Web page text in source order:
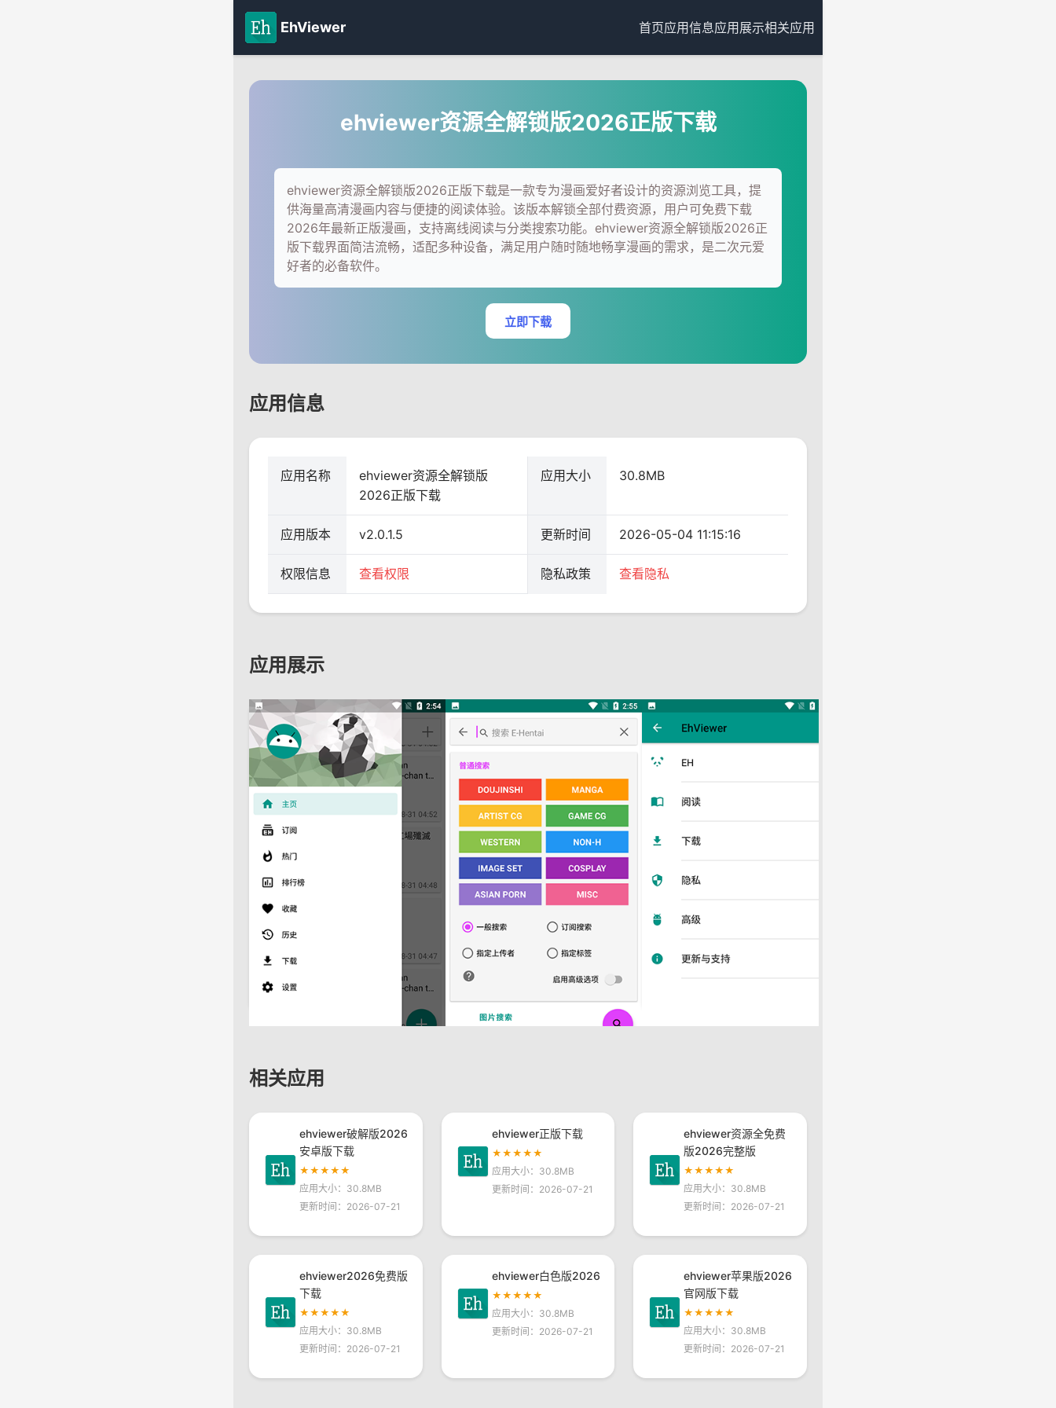
EhViewer 首页应用信息应用展示相关应用
ehviewer资源全解锁版2026正版下载
ehviewer资源全解锁版2026正版下载是一款专为漫画爱好者设计的资源浏览工具，提
供海量高清漫画内容与便捷的阅读体验。该版本解锁全部付费资源，用户可免费下载
2026年最新正版漫画，支持离线阅读与分类搜索功能。ehviewer资源全解锁版2026正
版下载界面简洁流畅，适配多种设备，满足用户随时随地畅享漫画的需求，是二次元爱
好者的必备软件。
立即下载
应用信息
应用名称
ehviewer资源全解锁版
2026正版下载
应用大小 30.8MB
应用版本 v2.0.1.5 更新时间 2026-05-04 11:15:16
权限信息 查看权限 隐私政策 查看隐私
应用展示
相关应用
ehviewer破解版2026
安卓版下载
★★★★★
应用大小：30.8MB
更新时间：2026-07-21
ehviewer正版下载
★★★★★
应用大小：30.8MB
更新时间：2026-07-21
ehviewer资源全免费
版2026完整版
★★★★★
应用大小：30.8MB
更新时间：2026-07-21
ehviewer2026免费版
下载
★★★★★
应用大小：30.8MB
更新时间：2026-07-21
ehviewer白色版2026
★★★★★
应用大小：30.8MB
更新时间：2026-07-21
ehviewer苹果版2026
官网版下载
★★★★★
应用大小：30.8MB
更新时间：2026-07-21